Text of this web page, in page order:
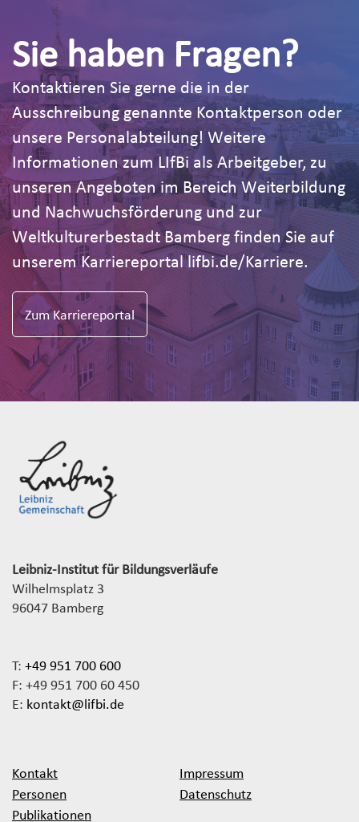
Sie haben Fragen?
Kontaktieren Sie gerne die in der
Ausschreibung genannte Kontaktperson oder
unsere Personalabteilung! Weitere
Informationen zum LIfBi als Arbeitgeber, zu
unseren Angeboten im Bereich Weiterbildung
und Nachwuchsförderung und zur
Weltkulturerbestadt Bamberg finden Sie auf
unserem Karriereportal lifbi.de/Karriere.
Zum Karriereportal
Leibniz-Institut für Bildungsverläufe
Wilhelmsplatz 3
96047 Bamberg
T: +49 951 700 600
F: +49 951 700 60 450
E: kontakt@lifbi.de
Kontakt
Personen
Publikationen
Impressum
Datenschutz